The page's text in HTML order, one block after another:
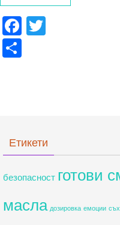
F
o
k
Етикети
безопасност готови
масла дозировка емоции